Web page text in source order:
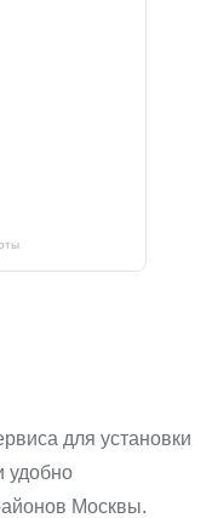
для установки
удобно
Москвы.